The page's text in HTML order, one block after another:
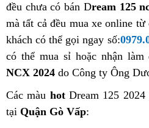
đều chưa có bán Dream 125
mà tất cả đều mua xe online
khách có thể gọi ngay số:
có thể mua sỉ hoặc nhận
NCX 2024 do Công ty Ông
Các màu hotDream 125 2024
tại Quận Gò Vấp: